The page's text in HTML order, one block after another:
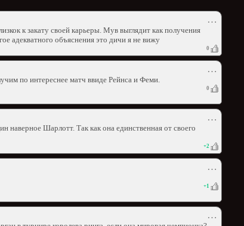
⋯
к закату своей карьеры. Мув выглядит как получения
адекватного объяснения это дичи я не вижу
0
⋯
по интереснее матч ввиде Рейнса и Феми.
0
⋯
Шарлотт. Так как она единственная от своего
+2
⋯
+1
⋯